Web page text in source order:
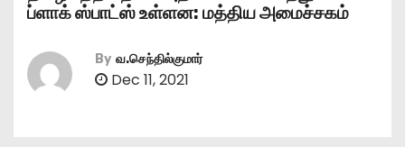
ப்ளாக் ஸ்பாட்ஸ் உள்ளன: மத்திய அமைச்சகம்
By வ.செந்தில்குமார்
Dec 11, 2021